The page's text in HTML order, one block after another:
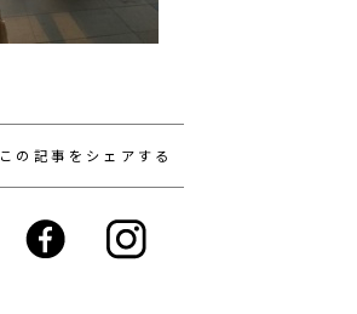
この記事をシェアする